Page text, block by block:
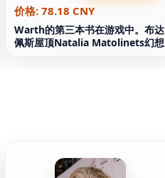
价格: 78.18 CNY
Warth的第三本书在游戏中。布达
佩斯屋顶Natalia Matolinets幻想